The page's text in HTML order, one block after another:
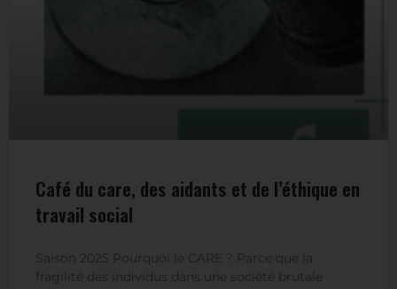
travail social